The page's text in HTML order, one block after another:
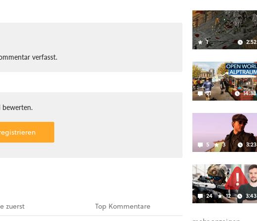
verfasst.
bewerten.
zuerst Top Kommentare
1 2:52
21 14:38
5 3 3:23
24 12 3:43